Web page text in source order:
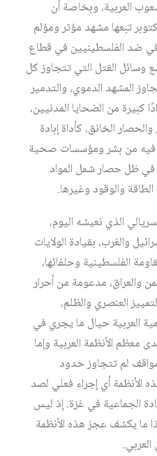
العربية، وبخاصة أن
تبعها مشهد مؤثر ومؤلم
ضد الفلسطينيين في قطاع
وسائل القتل التي تتجاوز كل
المشهد الدموي، والتدمير
كبيرة من الضحايا المدنيين،
الخانق، كأداة إبادة
فيه من بشر ومؤسسات صحية
في ظل حصار شمل المواد
الطاقة والوقود وغيرها.
الذي نعيشه اليوم،
والغرب، بقيادة الولايات
الفلسطينية وحلفائها،
والعراق، مدعومة من أحرار
العنصري والظلم،
العربية حيال ما يجري في
معظم الأنظمة العربية وإما
لم تتجاوز حدود
الأنظمة أي إجراء فعلي لصد
الجماعية في غزة. إذ ليس
ما يكشف عجز هذه الأنظمة